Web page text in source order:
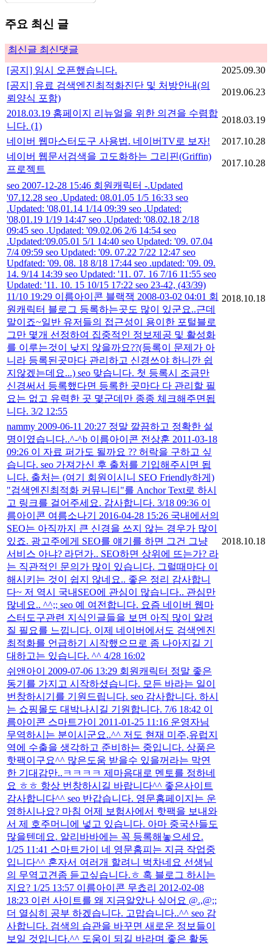
주요 최신 글
최신글 최신댓글
[공지] 임시 오픈했습니다.
2025.09.30
[공지] 유료 검색엔진최적화진단 및 처방안내(의
뢰양식 포함)
2019.06.23
2018.03.19 홈페이지 리뉴얼을 위한 의견을 수렴합
니다. (1)
2018.03.19
네이버 웹마스터도구 사용법. 네이버TV로 보자!
2017.10.28
네이버 웹문서검색을 고도화하는 그리핀(Griffin)
프로젝트
2017.10.28
seo 2007-12-28 15:46 회원캐릭터 -.Updated
'07.12.28 seo .Updated: 08.01.05 1/5 16:33 seo
.Updated: '08,01.14 1/14 09:39 seo .Updated:
'08,01.19 1/19 14:47 seo .Updated: '08.02.18 2/18
09:45 seo .Updated: '09.02.06 2/6 14:54 seo
.Updated:'09.05.01 5/1 14:40 seo Updated: '09. 07.04
7/4 09:59 seo Updated: '09. 07.22 7/22 12:47 seo
Updfated: '09. 08. 18 8/18 17:44 seo .updated: '09. 09.
14. 9/14 14:39 seo Updated: '11. 07. 16 7/16 11:55 seo
Updated: '11. 10. 15 10/15 17:22 seo 23-42, (43/39)
11/10 19:29 이름아이콘 블랙잭 2008-03-02 04:01 회
원캐릭터 블로그 등록하는곳도 많이 있군요..근데
말이죠~일반 유저들의 접근성이 용이한 포털블로
그만 몇개 선정하여 집중적인 정보제공 및 활성화
를 이루는것이 낮지 않을까요??(등록이 문제가 아
니라 등록된곳마다 관리하고 신경쓰야 하니깐 쉽
지않겠는데요...) seo 맞습니다. 첫 등록시 조금만
신경써서 등록했다면 등록한 곳마다 다 관리할 필
요는 없고 유력한 곳 몇군데만 종종 체크해주면됩
니다. 3/2 12:55
2018.10.18
nammy 2009-06-11 20:27 정말 깔끔하고 정확한 설
명이였습니다..^-^b 이름아이콘 전상훈 2011-03-18
09:26 이 자료 퍼가도 될까요 ?? 허락을 구하고 싶
습니다. seo 가져가신 후 출처를 기입해주시면 됩
니다. 출처는 (여기 회원이시니 SEO Friendly하게)
"검색엔진최적화 커뮤니티"를 Anchor Text로 하시
고 링크를 걸어주세요. 감사합니다. 3/18 09:36 이
름아이콘 여름소나기 2016-04-28 15:26 국내에서의
SEO는 아직까지 큰 신경을 쓰지 않는 경우가 많이
있죠. 광고주에게 SEO를 얘기를 하면 그건 그냥
서비스 아냐? 라던가.. SEO하면 상위에 뜨는가? 라
는 직관적인 문의가 많이 있습니다. 그럴때마다 이
해시키는 것이 쉽지 않네요.. 좋은 정리 감사합니
다~ 저 역시 국내SEO에 관심이 많습니다.. 관심만
많네요.. ^^;; seo 예 여전합니다. 요즘 네이버 웹마
스터도구관련 지식인글들을 보면 아직 많이 알려
질 필요를 느낍니다. 이제 네이버에서도 검색엔진
최적화를 언급하기 시작했으므로 좀 나아지길 기
대하고는 있습니다. ^^ 4/28 16:02
2018.10.18
쉬앤아이 2009-07-06 13:29 회원캐릭터 정말 좋은
동기를 가지고 시작하셨습니다. 모든 바라는 일이
번창하시기를 기원드립니다. seo 감사합니다. 하시
는 쇼핑몰도 대박나시길 기원합니다. 7/6 18:42 이
름아이콘 스마트가이 2011-01-25 11:16 운영자님
무역하시는 분이시군요..^^ 저도 현재 미주,유럽지
역에 수출을 생각하고 준비하는 중입니다. 상품은
핫팩이구요^^ 많은도움 받을수 있을꺼라는 막연
한 기대감만..ㅋㅋㅋㅋ 제마음대로 멘토를 정하네
요 ㅎㅎ 항상 번창하시길 바랍니다^^ 좋은사이트
감사합니다^^ seo 반갑습니다. 영문홈페이지는 운
영하시나요? 마침 어제 보험사에서 핫팩을 보내와
서 제 호주머니에 넣고 있습니다. 아마 중국산들도
많을텐데요. 알리바바에는 꼭 등록해놓으세요.
1/25 11:41 스마트가이 네 영문홈피는 지금 작업중
입니다^^ 혼자서 여러개 할려니 벅차네요 선생님
의 무역고견좀 듣고싶습니다.ㅎ 혹 블로그 하시는
지요? 1/25 13:57 이름아이콘 무쵸리 2012-02-08
18:23 이런 사이트를 왜 지금알았나 싶어요 @.,@;;
더 열심히 공부 하겠습니다. 고맙습니다..^^ seo 감
사합니다. 검색의 습관을 바꾸면 새로운 정보들이
보일 것입니다.^^ 도움이 되길 바라며 좋은 활동